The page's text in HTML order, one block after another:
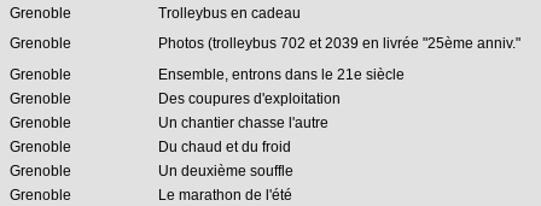
Grenoble
Trolleybus en cadeau
Grenoble
Photos (trolleybus 702 et 2039 en livrée "25ème anniv."
Grenoble
Ensemble, entrons dans le 21e siècle
Grenoble
Des coupures d'exploitation
Grenoble
Un chantier chasse l'autre
Grenoble
Du chaud et du froid
Grenoble
Un deuxième souffle
Grenoble
Le marathon de l'été